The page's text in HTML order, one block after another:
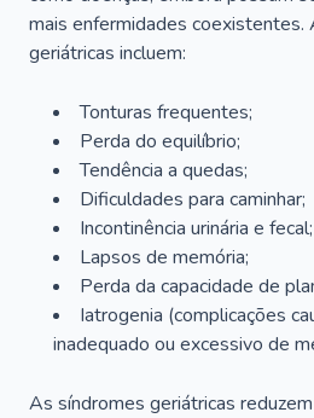
mais enfermidades coexistentes.
geriátricas incluem:
Tonturas frequentes;
Perda do equilíbrio;
Tendência a quedas;
Dificuldades para caminhar;
Incontinência urinária e fecal;
Lapsos de memória;
Perda da capacidade de
Iatrogenia (complicações
inadequado ou excessivo de
As síndromes geriátricas